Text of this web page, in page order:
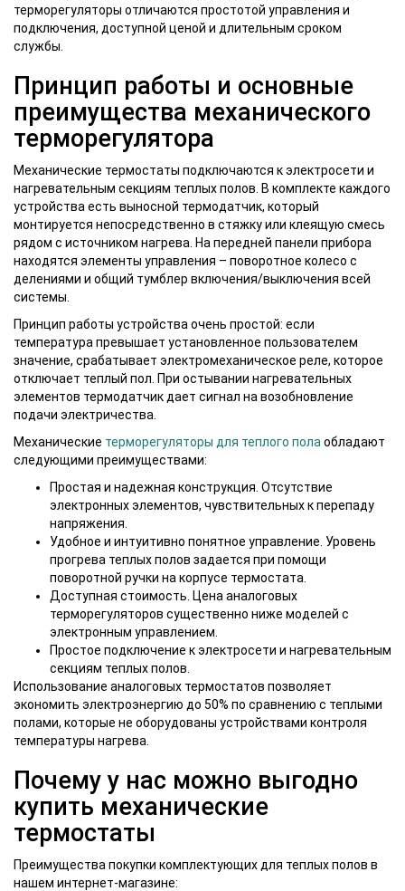
терморегуляторы отличаются простотой управления и
подключения, доступной ценой и длительным сроком
службы.
Принцип работы и основные
преимущества механического
терморегулятора
Механические термостаты подключаются к электросети и
нагревательным секциям теплых полов. В комплекте каждого
устройства есть выносной термодатчик, который
монтируется непосредственно в стяжку или клеящую смесь
рядом с источником нагрева. На передней панели прибора
находятся элементы управления – поворотное колесо с
делениями и общий тумблер включения/выключения всей
системы.
Принцип работы устройства очень простой: если
температура превышает установленное пользователем
значение, срабатывает электромеханическое реле, которое
отключает теплый пол. При остывании нагревательных
элементов термодатчик дает сигнал на возобновление
подачи электричества.
Механические терморегуляторы для теплого пола обладают
следующими преимуществами:
Простая и надежная конструкция. Отсутствие
электронных элементов, чувствительных к перепаду
напряжения.
Удобное и интуитивно понятное управление. Уровень
прогрева теплых полов задается при помощи
поворотной ручки на корпусе термостата.
Доступная стоимость. Цена аналоговых
терморегуляторов существенно ниже моделей с
электронным управлением.
Простое подключение к электросети и нагревательным
секциям теплых полов.
Использование аналоговых термостатов позволяет
экономить электроэнергию до 50% по сравнению с теплыми
полами, которые не оборудованы устройствами контроля
температуры нагрева.
Почему у нас можно выгодно
купить механические
термостаты
Преимущества покупки комплектующих для теплых полов в
нашем интернет-магазине: